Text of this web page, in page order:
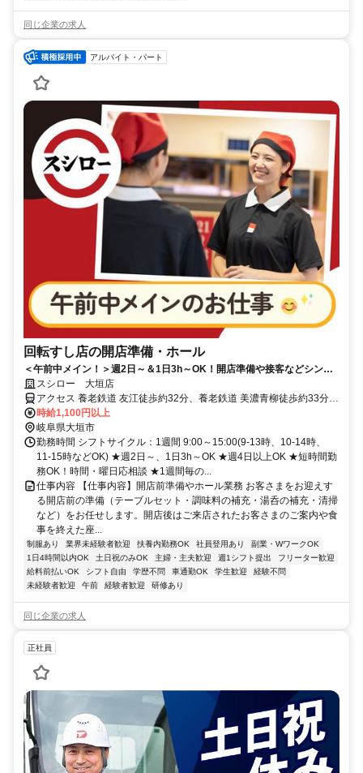
同じ企業の求人
アルバイト・パート
回転すし店の開店準備・ホール
＜午前中メイン！＞週2日～＆1日3h～OK！開店準備や接客などシンプ
ル業務スシロー 大垣店
アクセス 養老鉄道 友江徒歩約32分、養老鉄道 美濃青柳徒歩約33分、
養老鉄道 大外羽徒歩約45分
時給1,100円以上
岐阜県大垣市
勤務時間 シフトサイクル：1週間 9:00～15:00(9-13時、10-14時、
11-15時などOK) ★週2日～、1日3h～OK ★週4日以上OK ★短時間勤
務OK！時間・曜日応相談 ★1週間毎の...
仕事内容 【仕事内容】開店前準備やホール業務 お客さまをお迎えす
る開店前の準備（テーブルセット・調味料の補充・湯呑の補充・清掃
など）をお任せします。開店後はご来店されたお客さまのご案内や食
事を終えた座...
制服あり 業界未経験者歓迎 扶養内勤務OK 社員登用あり
副業・WワークOK
1日4時間以内OK
土日祝のみOK 主婦・主夫歓迎 週1シフト提出
フリーター歓迎
給料前払いOK
シフト自由 学歴不問 車通勤OK 学生歓迎
経験不問
未経験者歓迎
午前 経験者歓迎 研修あり
同じ企業の求人
正社員